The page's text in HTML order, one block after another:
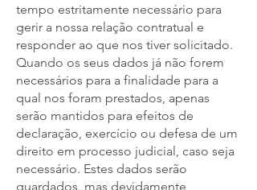
tempo estritamente necessário para
gerir a nossa relação contratual e
responder ao que nos tiver solicitado.
Quando os seus dados já não forem
necessários para a finalidade para a
qual nos foram prestados, apenas
serão mantidos para efeitos de
declaração, exercício ou defesa de um
direito em processo judicial, caso seja
necessário. Estes dados serão
guardados, mas devidamente